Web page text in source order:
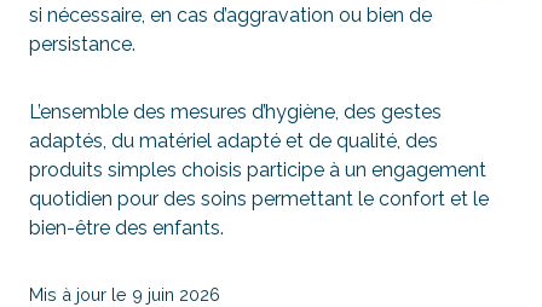
si nécessaire, en cas d’aggravation ou bien de
persistance.
L’ensemble des mesures d’hygiène, des gestes
adaptés, du matériel adapté et de qualité, des
produits simples choisis participe à un engagement
quotidien pour des soins permettant le confort et le
bien-être des enfants.
Mis à jour le 9 juin 2026